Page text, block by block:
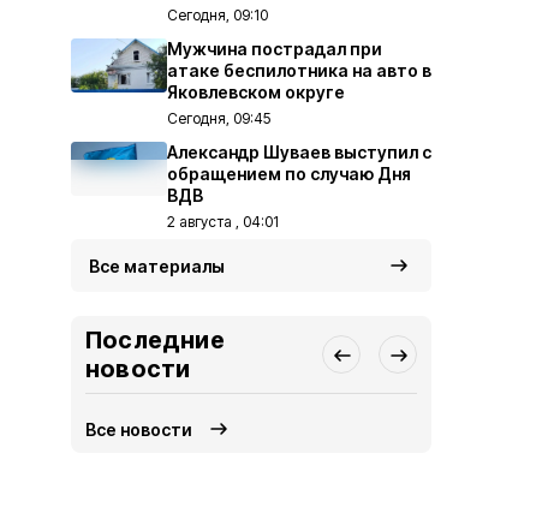
Сегодня, 09:10
Мужчина пострадал при
атаке беспилотника на авто в
Яковлевском округе
Сегодня, 09:45
Александр Шуваев выступил с
обращением по случаю Дня
ВДВ
2 августа , 04:01
Все материалы
Последние
новости
Все новости